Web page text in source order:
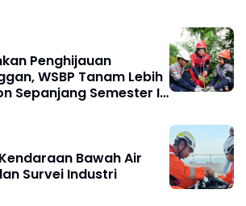
Penghijauan
WSBP Tanam Lebih
Sepanjang Semester I
Bawah Air
Survei Industri